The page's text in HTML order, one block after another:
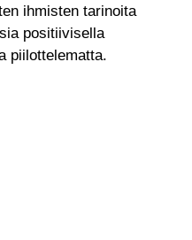
ihmisten tarinoita
positiivisella
piilottelematta.